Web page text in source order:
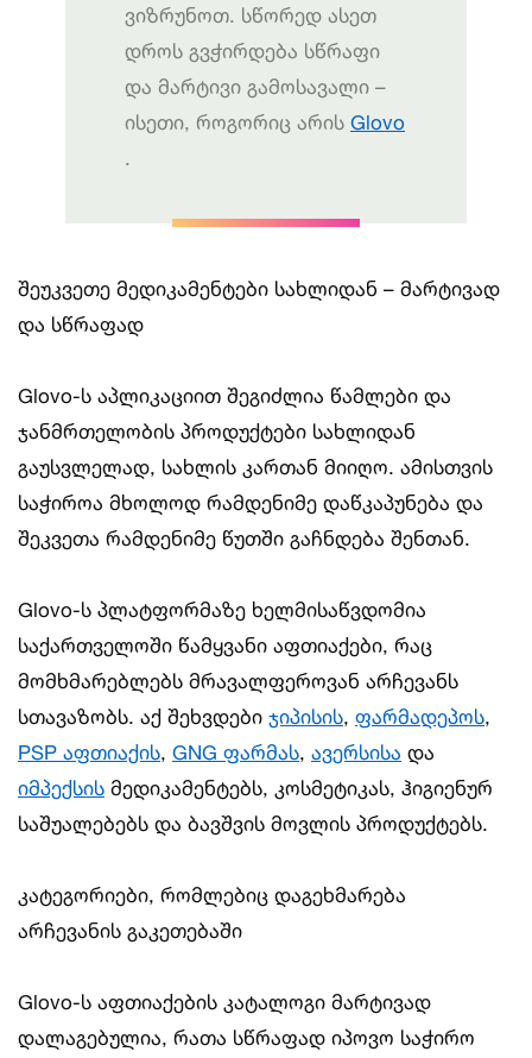
ვიზრუნოთ. სწორედ ასეთ
დროს გვჭირდება სწრაფი
და მარტივი გამოსავალი –
ისეთი, როგორიც არის Glovo
.
შეუკვეთე მედიკამენტები სახლიდან – მარტივად
და სწრაფად
Glovo-ს აპლიკაციით შეგიძლია წამლები და
ჯანმრთელობის პროდუქტები სახლიდან
გაუსვლელად, სახლის კართან მიიღო. ამისთვის
საჭიროა მხოლოდ რამდენიმე დაწკაპუნება და
შეკვეთა რამდენიმე წუთში გაჩნდება შენთან.
Glovo-ს პლატფორმაზე ხელმისაწვდომია
საქართველოში წამყვანი აფთიაქები, რაც
მომხმარებლებს მრავალფეროვან არჩევანს
სთავაზობს. აქ შეხვდები ჯიპისის, ფარმადეპოს,
PSP აფთიაქის, GNG ფარმას, ავერსისა და
იმპექსის მედიკამენტებს, კოსმეტიკას, ჰიგიენურ
საშუალებებს და ბავშვის მოვლის პროდუქტებს.
კატეგორიები, რომლებიც დაგეხმარება
არჩევანის გაკეთებაში
Glovo-ს აფთიაქების კატალოგი მარტივად
დალაგებულია, რათა სწრაფად იპოვო საჭირო